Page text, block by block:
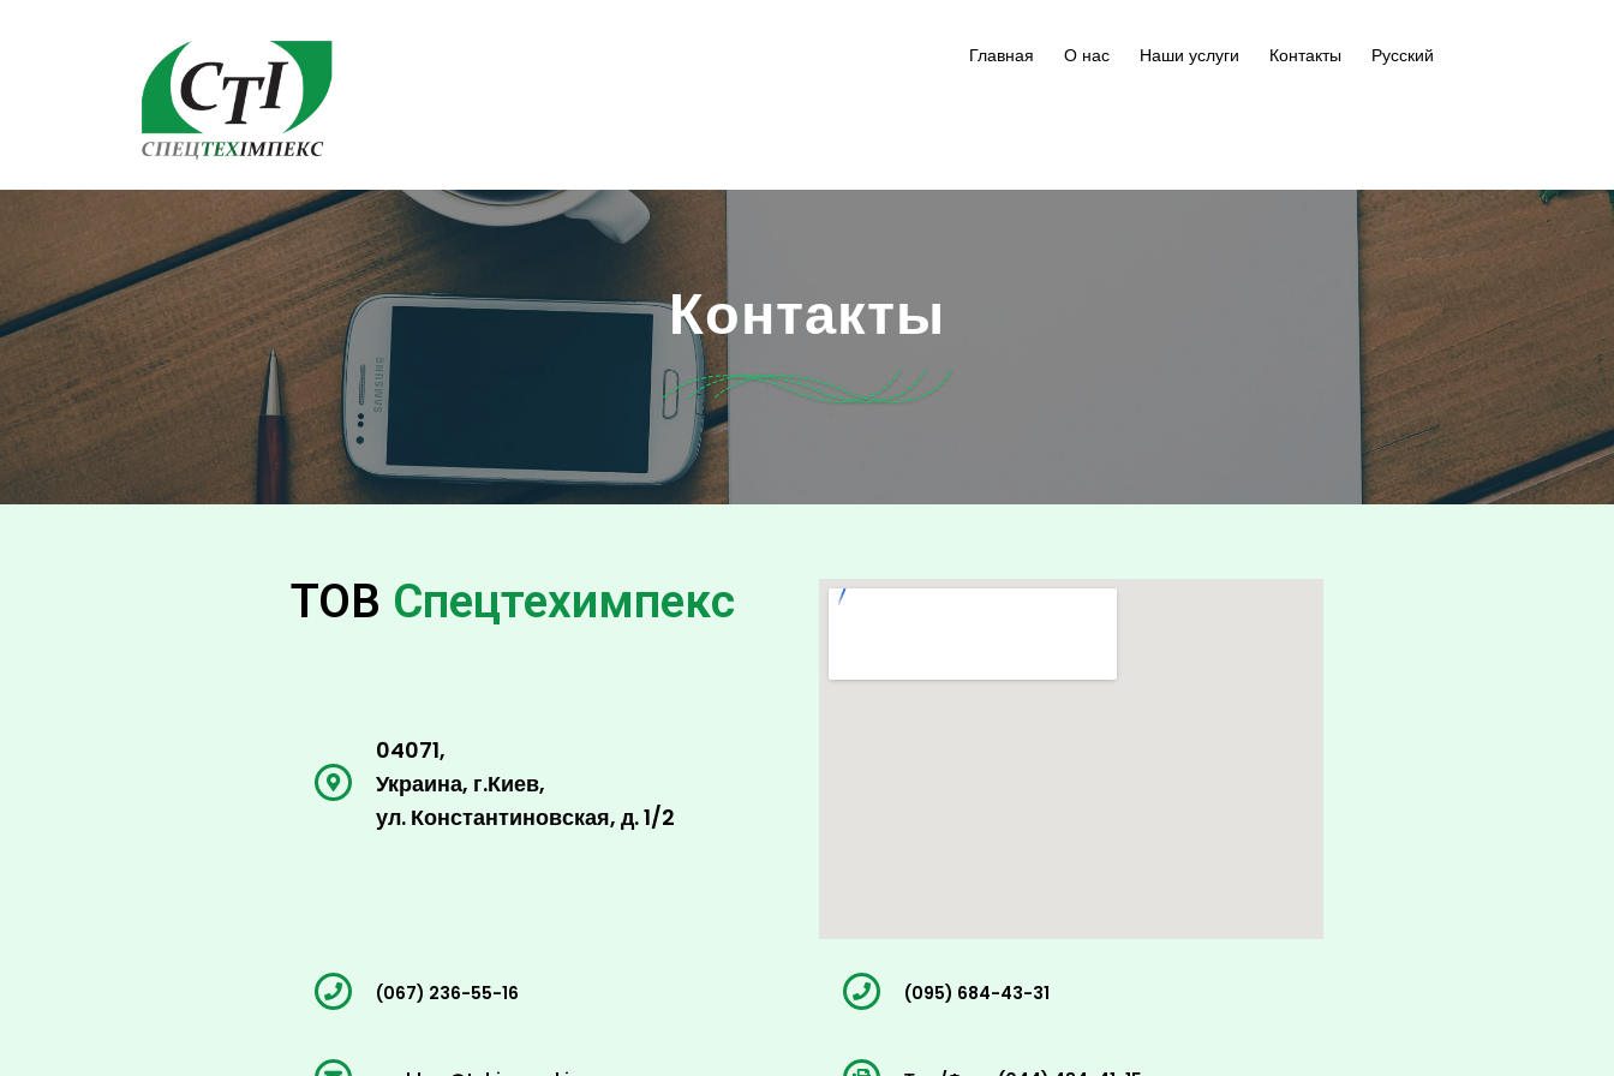
Главная О нас Наши услуги Контакты Русский
Контакты
ТОВ Спецтехимпекс​
04071,
Украина, г.Киев,
ул. Константиновская, д. 1/2
(067) 236-55-16 (095) 684-43-31